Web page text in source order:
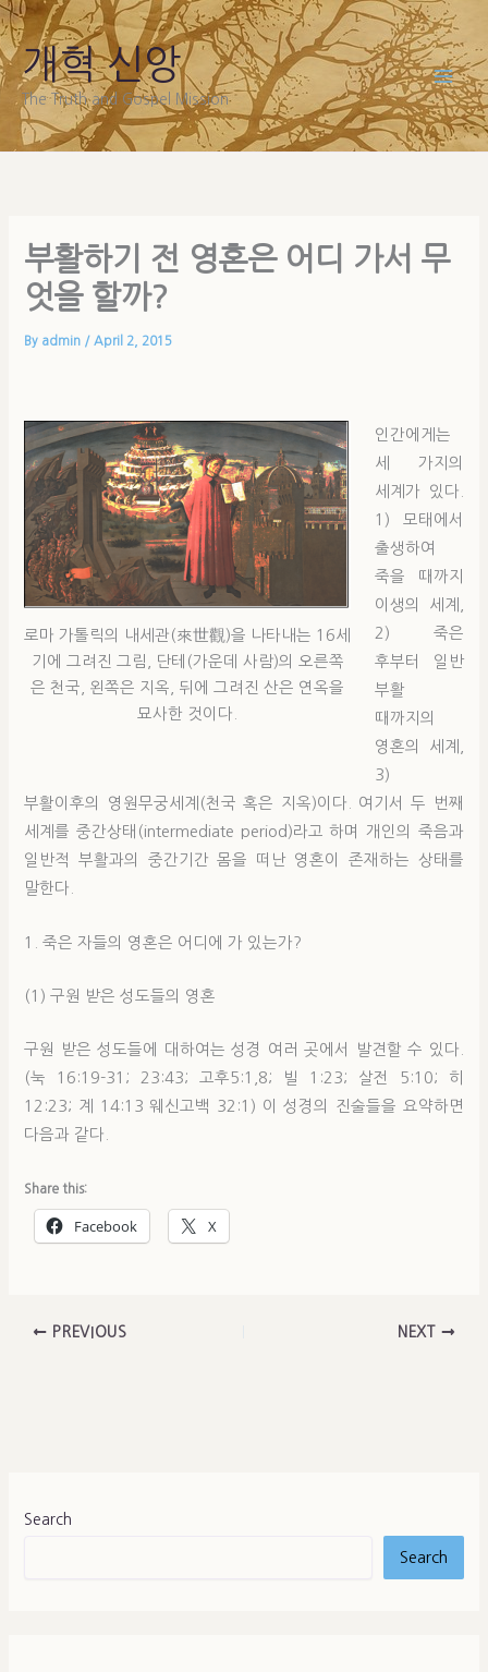
Skip
to
content
개혁 신앙
The Truth and Gospel Mission
부활하기 전 영혼은 어디 가서 무
엇을 할까?
By admin /April 2, 2015
로마 가톨릭의 내세관(來世觀)을 나타내는 16세
기에 그려진 그림, 단테(가운데 사람)의 오른쪽
은 천국, 왼쪽은 지옥, 뒤에 그려진 산은 연옥을
묘사한 것이다.
인간에게는
세 가지의
세계가 있다.
1) 모태에서
출생하여
죽을 때까지
이생의 세계,
2) 죽은
후부터 일반
부활
때까지의
영혼의 세계,
3)
부활이후의 영원무궁세계(천국 혹은 지옥)이다. 여기서 두 번째
세계를 중간상태(intermediate period)라고 하며 개인의 죽음과
일반적 부활과의 중간기간 몸을 떠난 영혼이 존재하는 상태를
말한다.
1. 죽은 자들의 영혼은 어디에 가 있는가?
(1) 구원 받은 성도들의 영혼
구원 받은 성도들에 대하여는 성경 여러 곳에서 발견할 수 있다.
(눅 16:19-31; 23:43; 고후5:1,8; 빌 1:23; 살전 5:10; 히
12:23; 계 14:13 웨신고백 32:1) 이 성경의 진술들을 요약하면
다음과 같다.
Share this:
Facebook X
PREVIOUS NEXT
Search
Search